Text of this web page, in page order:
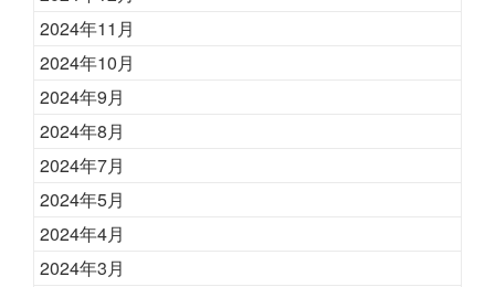
2024年11月
2024年10月
2024年9月
2024年8月
2024年7月
2024年5月
2024年4月
2024年3月